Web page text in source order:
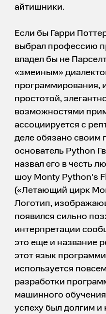
айтишники.
Если бы Гарри
выбрал профессию
владел бы не
«змеиным»
программирования,
простотой,
возможностями
ассоциируется с
деле обязано своим
основатель Python
назвал его в честь
шоу Monty Python's
(«Летающий цирк
Логотип,
появился сильно
интерпретации
это еще и название
этот язык
используется
разработки
машинного
успеху был долгим и